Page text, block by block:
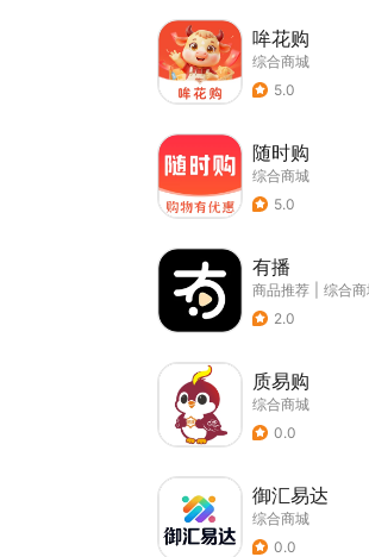
哞花购
综合商城
5.0
随时购
综合商城
5.0
有播
商品推荐
综合
2.0
质易购
综合商城
0.0
御汇易达
综合商城
0.0